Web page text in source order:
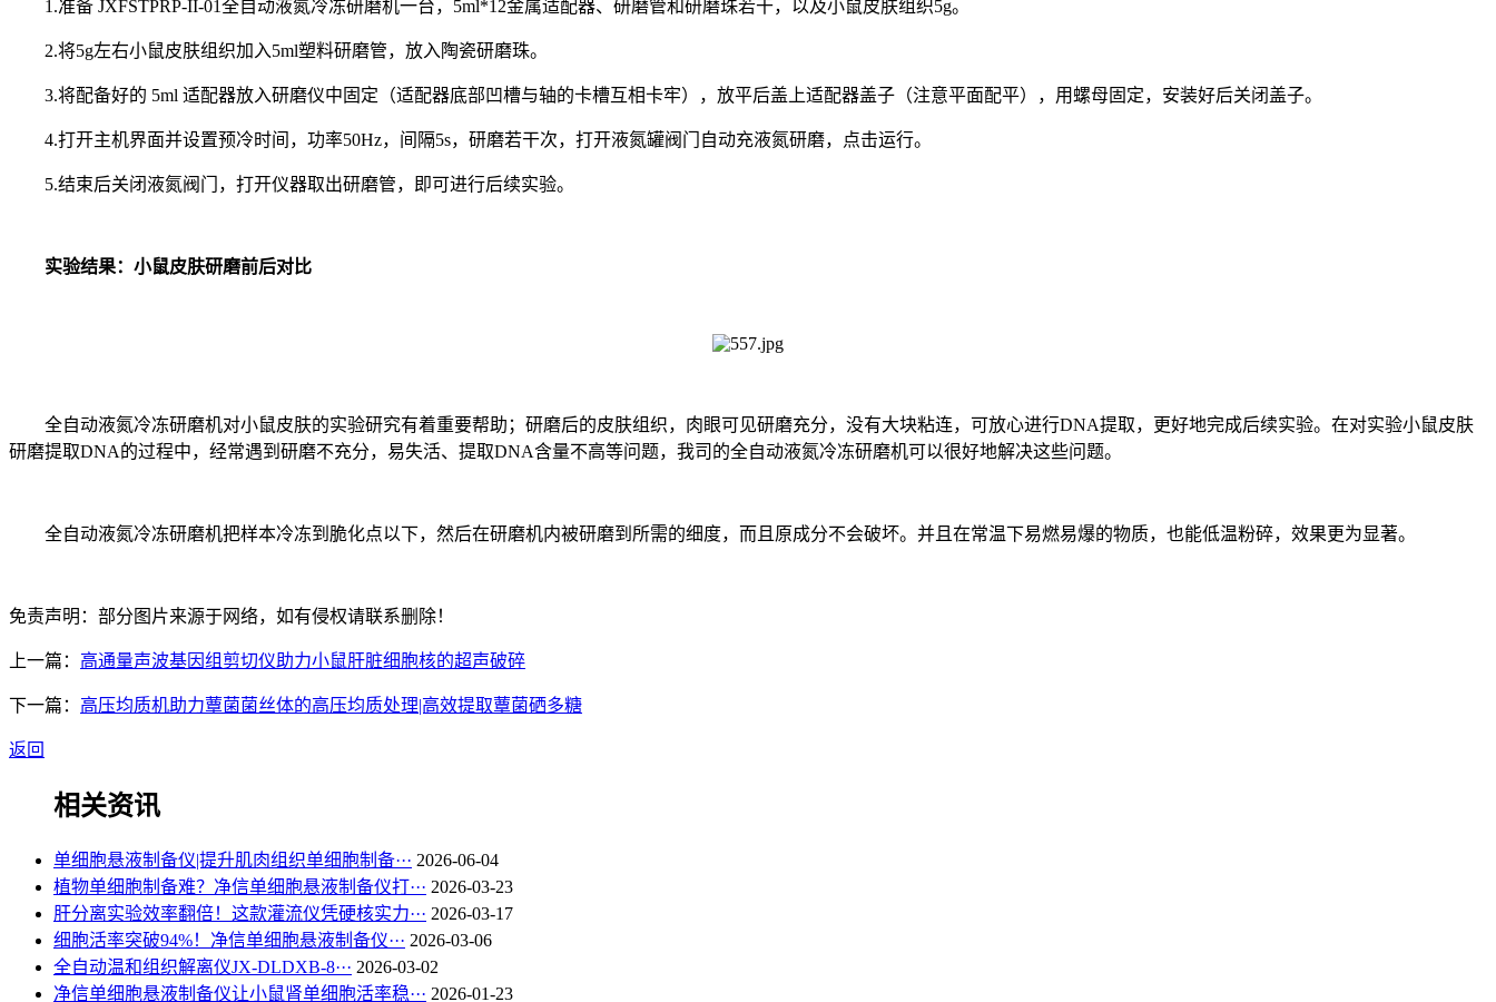
1.准备 JXFSTPRP-II-01全自动液氮冷冻研磨机一台，5ml*12金属适配器、研磨管和研磨珠若干，以及小鼠皮肤组织5g。
2.将5g左右小鼠皮肤组织加入5ml塑料研磨管，放入陶瓷研磨珠。
3.将配备好的 5ml 适配器放入研磨仪中固定（适配器底部凹槽与轴的卡槽互相卡牢），放平后盖上适配器盖子（注意平面配平），用螺母固定，安装好后关闭盖子。
4.打开主机界面并设置预冷时间，功率50Hz，间隔5s，研磨若干次，打开液氮罐阀门自动充液氮研磨，点击运行。
5.结束后关闭液氮阀门，打开仪器取出研磨管，即可进行后续实验。
实验结果：小鼠皮肤研磨前后对比
全自动液氮冷冻研磨机对小鼠皮肤的实验研究有着重要帮助；研磨后的皮肤组织，肉眼可见研磨充分，没有大块粘连，可放心进行DNA提取，更好地完成后续实验。在对实验小鼠皮肤
研磨提取DNA的过程中，经常遇到研磨不充分，易失活、提取DNA含量不高等问题，我司的全自动液氮冷冻研磨机可以很好地解决这些问题。
全自动液氮冷冻研磨机把样本冷冻到脆化点以下，然后在研磨机内被研磨到所需的细度，而且原成分不会破坏。并且在常温下易燃易爆的物质，也能低温粉碎，效果更为显著。
免责声明：部分图片来源于网络，如有侵权请联系删除！
上一篇： 高通量声波基因组剪切仪助力小鼠肝脏细胞核的超声破碎
下一篇： 高压均质机助力蕈菌菌丝体的高压均质处理|高效提取蕈菌硒多糖
返回
相关资讯
单细胞悬液制备仪|提升肌肉组织单细胞制备··· 2026-06-04
植物单细胞制备难？净信单细胞悬液制备仪打··· 2026-03-23
肝分离实验效率翻倍！这款灌流仪凭硬核实力··· 2026-03-17
细胞活率突破94%！净信单细胞悬液制备仪··· 2026-03-06
全自动温和组织解离仪JX-DLDXB-8··· 2026-03-02
净信单细胞悬液制备仪让小鼠肾单细胞活率稳··· 2026-01-23